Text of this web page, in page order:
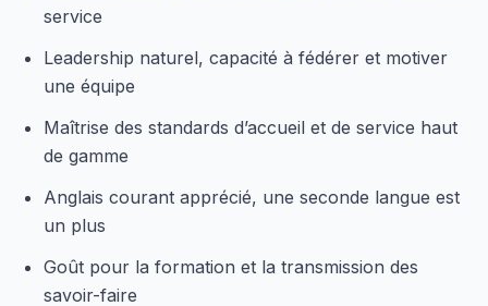
service
Leadership naturel, capacité à fédérer et motiver
une équipe
Maîtrise des standards d’accueil et de service haut
de gamme
Anglais courant apprécié, une seconde langue est
un plus
Goût pour la formation et la transmission des
savoir-faire